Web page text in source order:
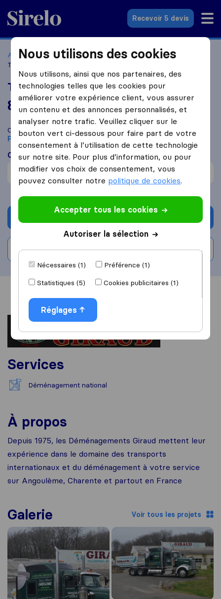
Sirelo.fr
Recevoir 5 devis
Accueil Déménageurs France
Déménageurs Fleac
Transports Giraud
Transports Giraud
8,7 basé sur 86
avis Sirelo et Google
i
Comparez Transports Giraud avec d'autresdéménageursà
Fleac
Ce que disent les clients
Professionnel (1)
Demander un devis
Rédiger un avis
Vue d'ensemble
Services
Déménagement national
À propos
Depuis 1975, les Déménagements Giraud mettent leur
expérience dans le domaine des transports
internationaux et du déménagement à votre service
sur Angoulème, Charente et partout en France
Galerie Voir tous les projets
Nous utilisons des cookies
Nous utilisons, ainsi que nos partenaires, des
technologies telles que les cookies pour
améliorer votre expérience client, vous assurer
un contenu et des annonces personnalisés, et
analyser notre trafic. Veuillez cliquer sur le
bouton vert ci-dessous pour faire part de votre
consentement à l’utilisation de cette technologie
sur notre site. Pour plus d’information, ou pour
modifier vos choix de consentement, vous
pouvez consulter notre politique de cookies.
Accepter tous les cookies
Autoriser la sélection
Nécessaires (1)
Préférence (1)
Statistiques (5)
Cookies publicitaires (1)
Réglages